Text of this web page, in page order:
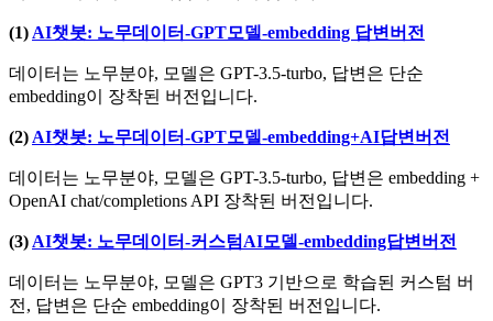
(1) AI챗봇: 노무데이터-GPT모델-embedding 답변버전
데이터는 노무분야, 모델은 GPT-3.5-turbo, 답변은 단순
embedding이 장착된 버전입니다.
(2) AI챗봇: 노무데이터-GPT모델-embedding+AI답변버전
데이터는 노무분야, 모델은 GPT-3.5-turbo, 답변은 embedding +
OpenAI chat/completions API 장착된 버전입니다.
(3) AI챗봇: 노무데이터-커스텀AI모델-embedding답변버전
데이터는 노무분야, 모델은 GPT3 기반으로 학습된 커스텀 버
전, 답변은 단순 embedding이 장착된 버전입니다.